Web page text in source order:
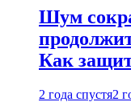
Шум
Как
2 года спустя2